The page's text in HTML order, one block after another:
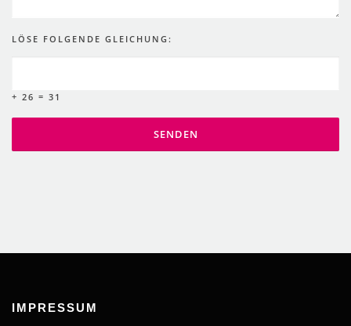
LÖSE FOLGENDE GLEICHUNG:
+ 26 = 31
IMPRESSUM